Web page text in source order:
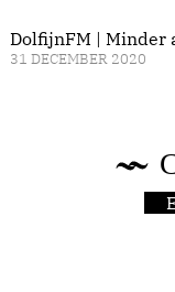
DolfijnFM | Minder
31 DECEMBER 2020